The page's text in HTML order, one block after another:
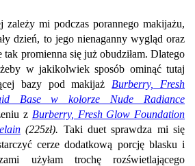
zależy mi podczas porannego makijażu,
dzień, to jego nienaganny wygląd oraz
tak promienna się już obudziłam. Dlatego
w jakikolwiek sposób ominąć tutaj
bazy pod makijaż Burberry, Fresh
Base w kolorze Nude Radiance
z Burberry, Fresh Glow Foundation
(225zł). Taki duet sprawdza mi się
cerze dodatkową porcję blasku i
użyłam trochę rozświetlającego